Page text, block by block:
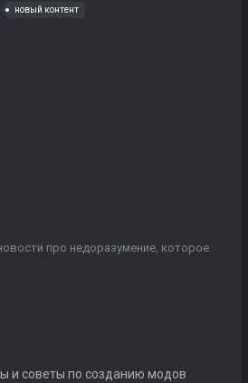
новый контент
про недоразумение, которое
и советы по созданию модов